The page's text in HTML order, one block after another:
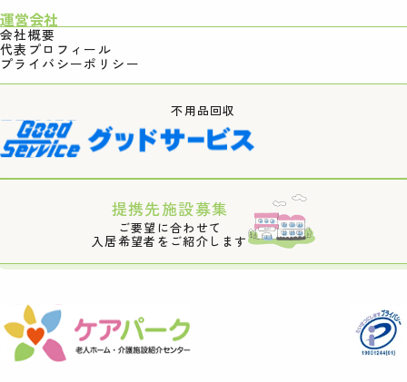
運営会社
会社概要
代表プロフィール
プライバシーポリシー
不用品回収
提携先施設募集
ご要望に合わせて
入居希望者をご紹介します